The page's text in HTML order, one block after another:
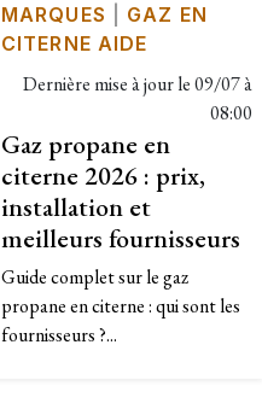
MARQUES
GAZ EN
CITERNE AIDE
Dernière mise à jour le09/07 à
08:00
Gaz propane en
citerne 2026 : prix,
installation et
meilleurs fournisseurs
Guide complet sur le gaz
propane en citerne : qui sont les
fournisseurs ?...